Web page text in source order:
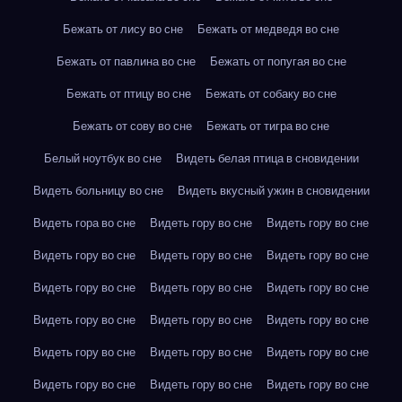
Бежать от лису во сне
Бежать от медведя во сне
Бежать от павлина во сне
Бежать от попугая во сне
Бежать от птицу во сне
Бежать от собаку во сне
Бежать от сову во сне
Бежать от тигра во сне
Белый ноутбук во сне
Видеть белая птица в сновидении
Видеть больницу во сне
Видеть вкусный ужин в сновидении
Видеть гора во сне
Видеть гору во сне
Видеть гору во сне
Видеть гору во сне
Видеть гору во сне
Видеть гору во сне
Видеть гору во сне
Видеть гору во сне
Видеть гору во сне
Видеть гору во сне
Видеть гору во сне
Видеть гору во сне
Видеть гору во сне
Видеть гору во сне
Видеть гору во сне
Видеть гору во сне
Видеть гору во сне
Видеть гору во сне